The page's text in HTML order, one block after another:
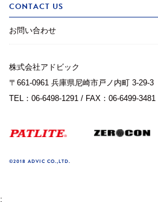
CONTACT US
お問い合わせ
株式会社アドビック
〒661-0961 兵庫県尼崎市戸ノ内町 3-29-3
TEL：06-6498-1291 / FAX：06-6499-3481
©2018 ADVIC CO.,LTD.
;